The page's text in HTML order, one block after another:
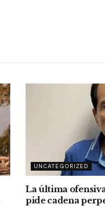
UNCATEGORIZED
La última
pide cadena